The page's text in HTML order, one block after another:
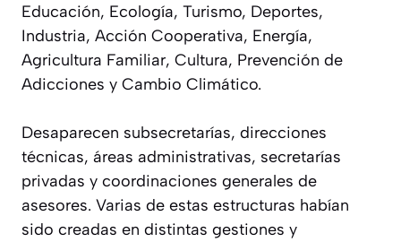
Educación, Ecología, Turismo, Deportes,
Industria, Acción Cooperativa, Energía,
Agricultura Familiar, Cultura, Prevención de
Adicciones y Cambio Climático.
Desaparecen subsecretarías, direcciones
técnicas, áreas administrativas, secretarías
privadas y coordinaciones generales de
asesores. Varias de estas estructuras habían
sido creadas en distintas gestiones y